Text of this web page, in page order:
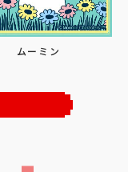
ムーミン